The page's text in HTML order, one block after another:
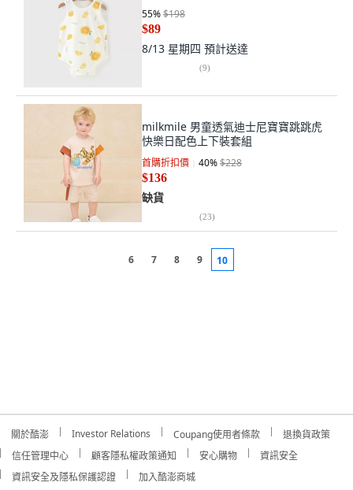
55%$198
$89
8/13 星期四 預計送達
(9)
milkmile 男童透氣迪士尼寶寶跳跳虎
快樂日配色上下裝套組
首購折扣價 40%$228
$136
缺貨
(23)
6 7 8 9 10
關於酷澎 Investor Relations Coupang使用者條款
退換貨政策
信任管理中心
顧客隱私權政策通知 安心購物
資訊安全
資訊安全及隱私保護認證
加入酷澎商城